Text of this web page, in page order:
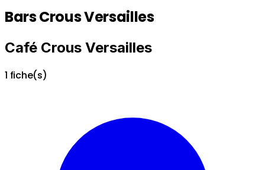
Bars Crous Versailles
Café Crous Versailles
1 fiche(s)